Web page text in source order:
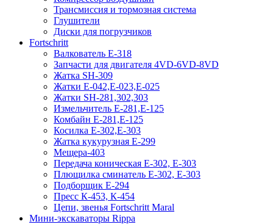
Трансмиссия и тормозная система
Глушители
Диски для погрузчиков
Fortschritt
Валкователь Е-318
Запчасти для двигателя 4VD-6VD-8VD
Жатка SH-309
Жатки Е-042,Е-023,Е-025
Жатки SH-281,302,303
Измельчитель Е-281,Е-125
Комбайн Е-281,Е-125
Косилка Е-302,Е-303
Жатка кукурузная Е-299
Мещера-403
Передача коническая Е-302, Е-303
Плющилка сминатель Е-302, Е-303
Подборщик Е-294
Пресс К-453, К-454
Цепи, звенья Fortschritt Maral
Мини-экскаваторы Rippa